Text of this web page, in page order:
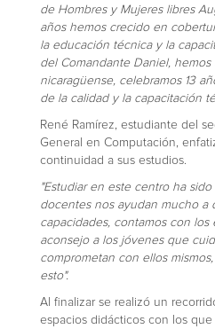
de Hombres y Mujeres libres
años hemos crecido en
la educación técnica y la
del Comandante Daniel, hemos
nicaragüense, celebramos 13
de la calidad y la capacitación
René Ramírez, estudiante del
General en Computación,
continuidad a sus estudios.
"Estudiar en este centro ha
docentes nos ayudan mucho a
capacidades, contamos con los
aconsejo a los jóvenes que
comprometan con ellos
esto".
Al finalizar se realizó un
espacios didácticos con los